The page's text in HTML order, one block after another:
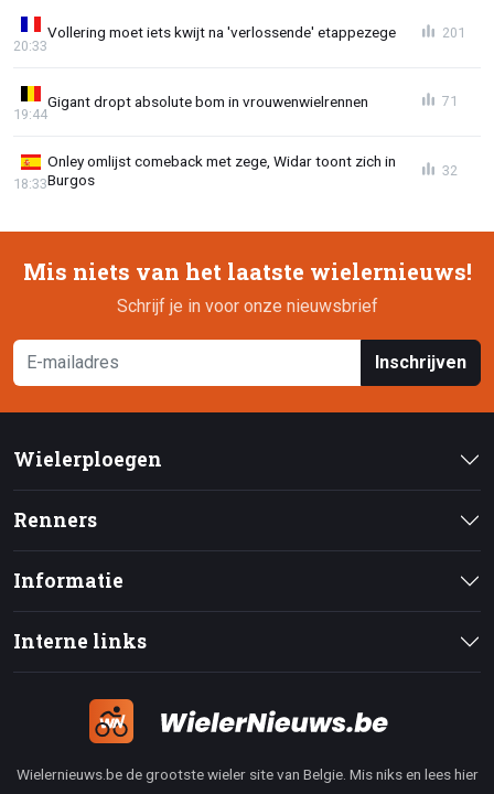
Vollering moet iets kwijt na 'verlossende' etappezege
20:33
201
Gigant dropt absolute bom in vrouwenwielrennen
19:44
71
Onley omlijst comeback met zege, Widar toont zich in
Burgos
18:33
32
Mis niets van het laatste wielernieuws!
Schrijf je in voor onze nieuwsbrief
Inschrijven
Wielerploegen
Renners
Informatie
Interne links
Wielernieuws.be de grootste wieler site van Belgie. Mis niks en lees hier